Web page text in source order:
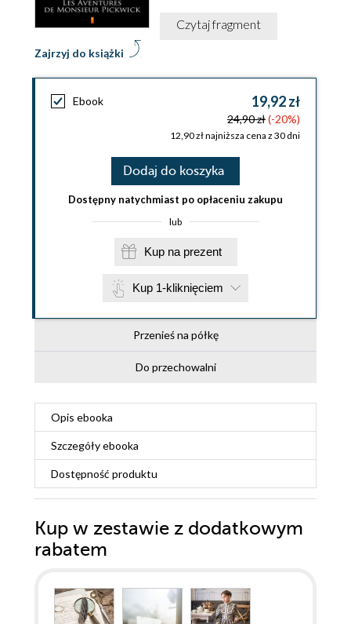
Zajrzyj do książki
Czytaj fragment
Ebook 19,92 zł
24,90 zł(-20%)
12,90 zł najniższa cena z 30 dni
Dodaj do koszyka
Dostępny natychmiast po opłaceniu zakupu
lub
Kup na prezent
Kup 1-kliknięciem
Przenieś na półkę
Do przechowalni
Opis ebooka
Szczegółyebooka
Dostępność produktu
Kup w zestawie z dodatkowym
rabatem